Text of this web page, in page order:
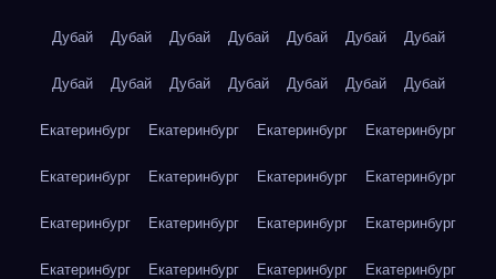
Дубай Дубай Дубай Дубай Дубай Дубай Дубай
Дубай Дубай Дубай Дубай Дубай Дубай Дубай
Екатеринбург Екатеринбург Екатеринбург Екатеринбург
Екатеринбург Екатеринбург Екатеринбург Екатеринбург
Екатеринбург Екатеринбург Екатеринбург Екатеринбург
Екатеринбург Екатеринбург Екатеринбург Екатеринбург